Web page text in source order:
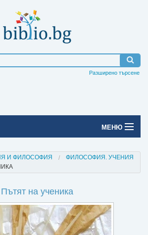
Разширено търсене
МЕНЮ
И ФИЛОСОФИЯ
ФИЛОСОФИЯ. УЧЕНИЯ
Пътят на ученика